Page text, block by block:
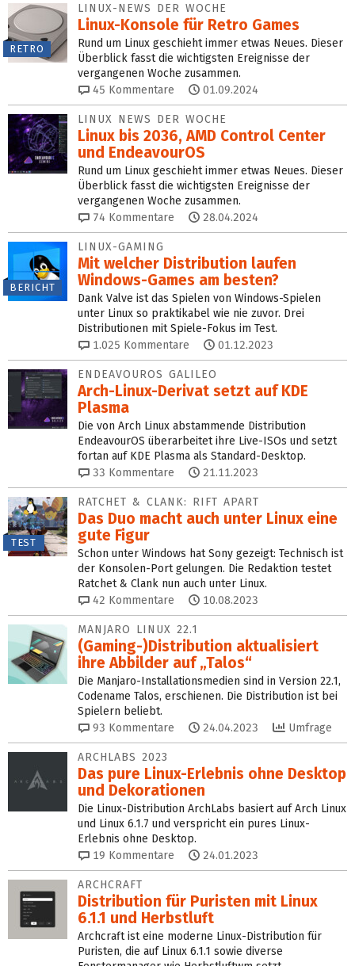
RETRO
LINUX-NEWS DER WOCHE
Linux-Konsole für Retro Games
Rund um Linux geschieht immer etwas Neues. Dieser
Überblick fasst die wichtigsten Ereignisse der
vergangenen Woche zusammen.
45 Kommentare 01.09.2024
LINUX NEWS DER WOCHE
Linux bis 2036, AMD Control Center
und EndeavourOS
Rund um Linux geschieht immer etwas Neues. Dieser
Überblick fasst die wichtigsten Ereignisse der
vergangenen Woche zusammen.
74 Kommentare 28.04.2024
BERICHT
LINUX-GAMING
Mit welcher Distribution laufen
Windows-Games am besten?
Dank Valve ist das Spielen von Windows-Spielen
unter Linux so praktikabel wie nie zuvor. Drei
Distributionen mit Spiele-Fokus im Test.
1.025 Kommentare 01.12.2023
ENDEAVOUROS GALILEO
Arch-Linux-Derivat setzt auf KDE
Plasma
Die von Arch Linux abstammende Distribution
EndeavourOS überarbeitet ihre Live-ISOs und setzt
fortan auf KDE Plasma als Standard-Desktop.
33 Kommentare 21.11.2023
TEST
RATCHET & CLANK: RIFT APART
Das Duo macht auch unter Linux eine
gute Figur
Schon unter Windows hat Sony gezeigt: Technisch ist
der Konsolen-Port gelungen. Die Redaktion testet
Ratchet & Clank nun auch unter Linux.
42 Kommentare 10.08.2023
MANJARO LINUX 22.1
(Gaming-)Distribution aktualisiert
ihre Abbilder auf „Talos“
Die Manjaro-Installationsmedien sind in Version 22.1,
Codename Talos, erschienen. Die Distribution ist bei
Spielern beliebt.
93 Kommentare 24.04.2023 Umfrage
ARCHLABS 2023
Das pure Linux-Erlebnis ohne Desktop
und Dekorationen
Die Linux-Distribution ArchLabs basiert auf Arch Linux
und Linux 6.1.7 und verspricht ein pures Linux-
Erlebnis ohne Desktop.
19 Kommentare 24.01.2023
ARCHCRAFT
Distribution für Puristen mit Linux
6.1.1 und Herbstluft
Archcraft ist eine moderne Linux-Distribution für
Puristen, die auf Linux 6.1.1 sowie diverse